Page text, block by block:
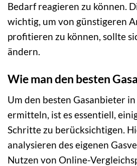
Bedarf reagieren zu können.
wichtig, um von günstigeren
profitieren zu können, sollte
ändern.
Wie man den besten
Um den besten Gasanbieter
ermitteln, ist es essentiell,
Schritte zu berücksichtigen.
analysieren des eigenen
Nutzen von Online-